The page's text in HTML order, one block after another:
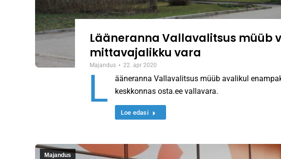
Lääneranna Vallavalitsus müüb
mittavajalikku vara
Majandus 22. apr 2020
L
ääneranna Vallavalitsus müüb avalikul
keskkonnas osta.ee vallavara.
Loe edasi
Majandus